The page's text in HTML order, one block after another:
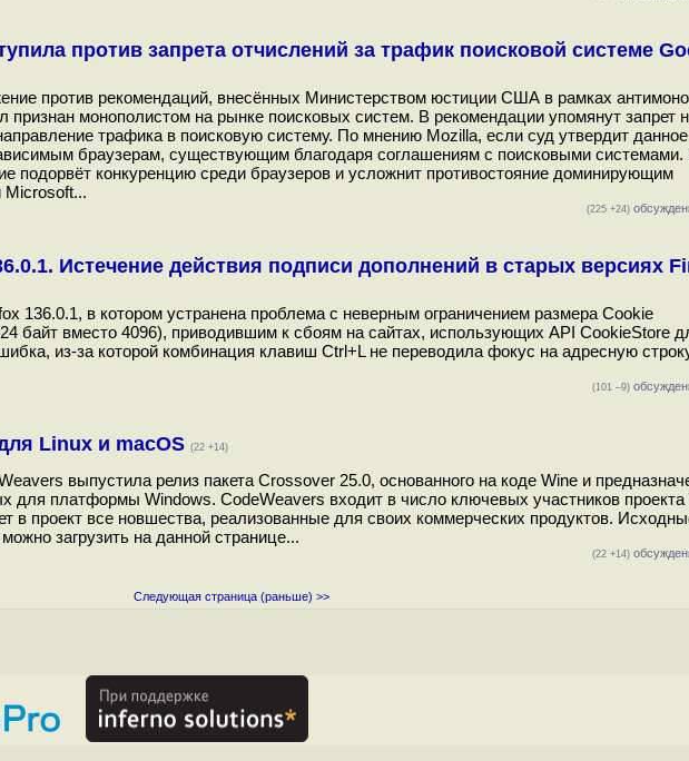
против запрета отчислений за трафик поисковой системе
против рекомендаций, внесённых Министерством юстиции США в рамках
признан монополистом на рынке поисковых систем. В рекомендации упомянут запрет
трафика в поисковую систему. По мнению Mozilla, если суд утвердит данное
браузерам, существующим благодаря соглашениям с поисковыми системами.
подорвёт конкуренцию среди браузеров и усложнит противостояние доминирующим
Microsoft...
(225 +24)
Истечение действия подписи дополнений в старых версиях
136.0.1, в котором устранена проблема с неверным ограничением размера Cookie
байт вместо 4096), приводившим к сбоям на сайтах, использующих API CookieStore
из-за которой комбинация клавиш Ctrl+L не переводила фокус на адресную
(101 –9)
Linux и macOS (22 +14)
выпустила релиз пакета Crossover 25.0, основанного на коде Wine и
для платформы Windows. CodeWeavers входит в число ключевых участников проекта
в проект все новшества, реализованные для своих коммерческих продуктов.
загрузить на данной странице...
(22 +14)
Следующая страница (раньше) >>